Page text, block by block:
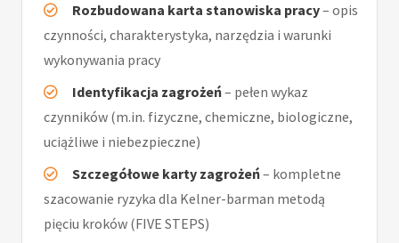
Rozbudowana karta stanowiska pracy– opis
czynności, charakterystyka, narzędzia i warunki
wykonywania pracy
Identyfikacja zagrożeń– pełen wykaz
czynników (m.in. fizyczne, chemiczne, biologiczne,
uciążliwe i niebezpieczne)
Szczegółowe karty zagrożeń– kompletne
szacowanie ryzyka dla Kelner-barman metodą
pięciu kroków (FIVE STEPS)